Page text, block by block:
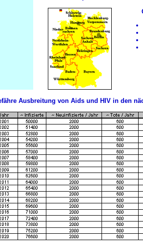
Ausbreitung von Aids und HIV in den